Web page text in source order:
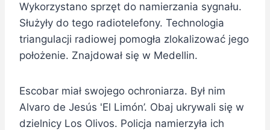
Wykorzystano sprzęt do namierzania sygnału.
Służyły do tego radiotelefony. Technologia
triangulacji radiowej pomogła zlokalizować jego
położenie. Znajdował się w Medellin.
Escobar miał swojego ochroniarza. Był nim
Alvaro de Jesús 'El Limón’. Obaj ukrywali się w
dzielnicy Los Olivos. Policja namierzyła ich